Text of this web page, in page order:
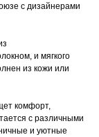
с дизайнерами
и мягкого
из кожи или
комфорт,
с различными
и уютные